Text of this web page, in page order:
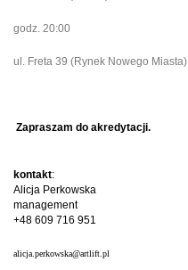
godz. 20:00
ul. Freta 39 (Rynek Nowego Miasta)
Zapraszam do akredytacji.
kontakt:
Alicja Perkowska
management
+48 609 716 951
alicja.perkowska@artlift.pl